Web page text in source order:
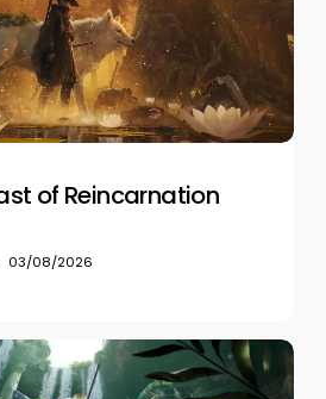
of Reincarnation
03/08/2026